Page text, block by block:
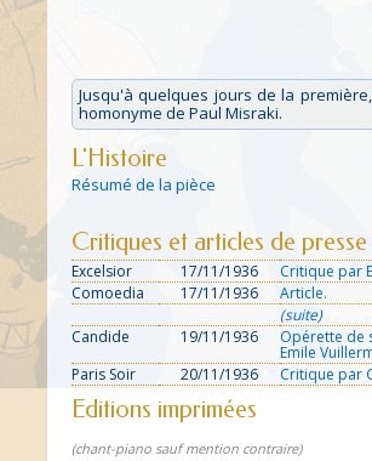
Jusqu'à quelques jours de la
homonyme de Paul Misraki.
L'Histoire
Résumé de la pièce
Critiques et articles de presse
Excelsior 17/11/1936
Critique par
Comoedia
17/11/1936
Article.
(suite)
Candide
19/11/1936 Opérette de
Emile
Paris Soir
20/11/1936 Critique par
Editions imprimées
(chant-piano sauf mention contraire)